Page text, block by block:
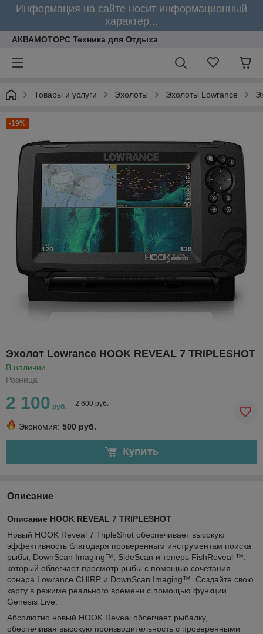
Информация на сайте носит информационный
характер...
АКВАМОТОРС Техника для Отдыха
Товары и услуги Эхолоты Эхолоты Lowrance
-19%
Эхолот Lowrance HOOK REVEAL 7 TRIPLESHOT
В наличии
Розница
2 100 руб. 2 600 руб.
Экономия: 500 руб.
Купить
Описание
Описание HOOK REVEAL 7 TRIPLESHOT
Новый HOOK Reveal 7 TripleShot обеспечивает высокую
эффективность благодаря проверенным инструментам поиска
рыбы, DownScan Imaging™, SideScan и теперь FishReveal ™,
который облегчает просмотр рыбы с помощью сочетания
сонара Lowrance CHIRP и DownScan Imaging™. Создайте свою
карту в режиме реального времени с помощью функции
Genesis Live.
Абсолютно новый HOOK Reveal облегчает рыбалку,
обеспечивая высокую производительность с проверенными